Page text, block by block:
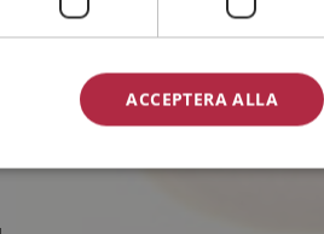
ACCEPTERA ALLA